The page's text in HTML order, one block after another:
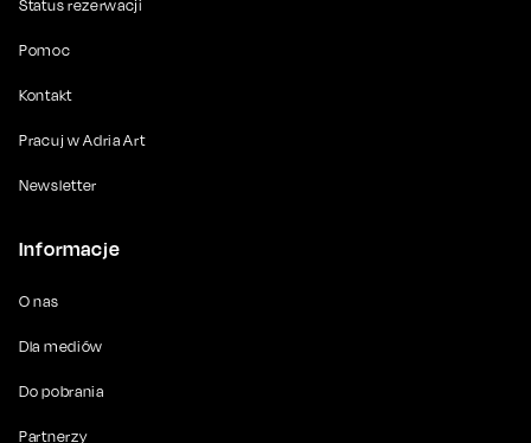
Status rezerwacji
Pomoc
Kontakt
Pracuj w Adria Art
Newsletter
Informacje
O nas
Dla mediów
Do pobrania
Partnerzy